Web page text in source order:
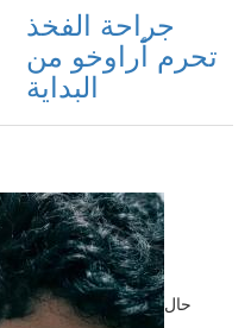
جراحة الفخذ
تحرم أراوخو من
البداية
حال